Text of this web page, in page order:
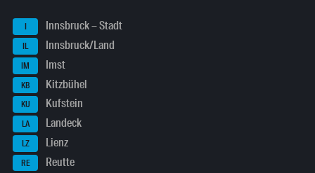
I Innsbruck – Stadt
IL Innsbruck/Land
IM Imst
KB Kitzbühel
KU Kufstein
LA Landeck
LZ Lienz
RE Reutte